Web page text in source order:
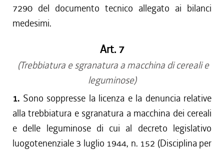
7290 del documento tecnico allegato ai bilanci
medesimi.
Art. 7
(Trebbiatura e sgranatura a macchina di cereali e
leguminose)
1. Sono soppresse la licenza e la denuncia relative
alla trebbiatura e sgranatura a macchina dei cereali
e delle leguminose di cui al decreto legislativo
luogotenenziale 3 luglio 1944, n. 152 (Disciplina per